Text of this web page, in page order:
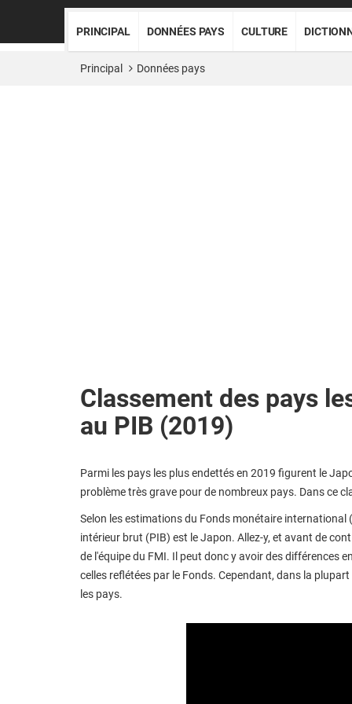
PRINCIPAL DONNÉES PAYS CULTURE
Principal Données pays
Classement des pays
au PIB (2019)
Parmi les pays les plus endettés en 2019 figurent le
problème très grave pour de nombreux pays. Dans ce
Selon les estimations du Fonds monétaire
intérieur brut (PIB) est le Japon. Allez-y, et avant de
de l'équipe du FMI. Il peut donc y avoir des différences
celles reflétées par le Fonds. Cependant, dans la
les pays.